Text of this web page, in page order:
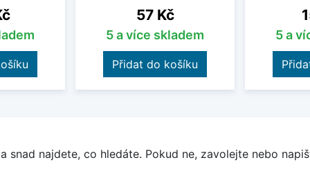
Cena
57 Kč
5 a více skladem
Přidat do košíku
5 a
snad najdete, co hledáte. Pokud ne, zavolejte nebo